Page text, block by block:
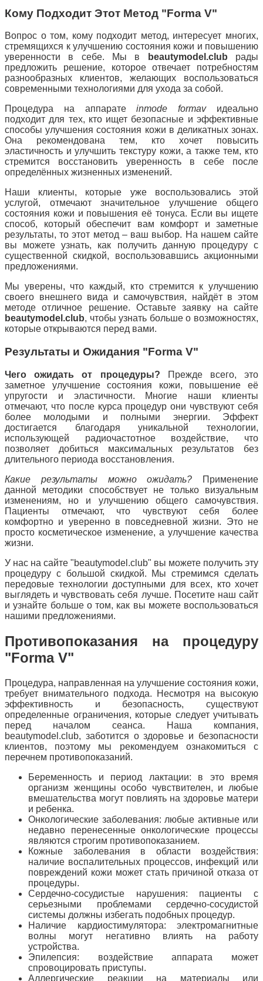
Кому Подходит Этот Метод "Forma V"
Вопрос о том, кому подходит метод, интересует многих,
стремящихся к улучшению состояния кожи и повышению
уверенности в себе. Мы в
beautymodel.club рады
предложить решение, которое отвечает потребностям
разнообразных клиентов, желающих воспользоваться
современными технологиями для ухода за собой.
Процедура на аппаратеinmode formavидеально
подходит для тех, кто ищет безопасные и эффективные
способы улучшения состояния кожи в деликатных зонах.
Она рекомендована тем, кто хочет повысить
эластичность и улучшить текстуру кожи, а также тем, кто
стремится восстановить уверенность в себе после
определённых жизненных изменений.
Наши клиенты, которые уже воспользовались этой
услугой, отмечают значительное улучшение общего
состояния кожи и повышения её тонуса. Если вы ищете
способ, который обеспечит вам комфорт и заметные
результаты, то этот метод – ваш выбор. На нашем сайте
вы можете узнать, как получить данную процедуру с
существенной скидкой, воспользовавшись акционными
предложениями.
Мы уверены, что каждый, кто стремится к улучшению
своего внешнего вида и самочувствия, найдёт в этом
методе отличное решение. Оставьте заявку на сайте
beautymodel.club, чтобы узнать больше о возможностях,
которые открываются перед вами.
Результаты и Ожидания "Forma V"
Чего ожидать от процедуры? Прежде всего, это
заметное улучшение состояния кожи, повышение её
упругости и эластичности. Многие наши клиенты
отмечают, что после курса процедур они чувствуют себя
более молодыми и полными энергии. Эффект
достигается благодаря уникальной технологии,
использующей радиочастотное воздействие, что
позволяет добиться максимальных результатов без
длительного периода восстановления.
Какие результаты можно ожидать? Применение
данной методики способствует не только визуальным
изменениям, но и улучшению общего самочувствия.
Пациенты отмечают, что чувствуют себя более
комфортно и уверенно в повседневной жизни. Это не
просто косметическое изменение, а улучшение качества
жизни.
У нас на сайте "beautymodel.club" вы можете получить эту
процедуру с большой скидкой. Мы стремимся сделать
передовые технологии доступными для всех, кто хочет
выглядеть и чувствовать себя лучше. Посетите наш сайт
и узнайте больше о том, как вы можете воспользоваться
нашими предложениями.
Противопоказания на процедуру
"Forma V"
Процедура, направленная на улучшение состояния кожи,
требует внимательного подхода. Несмотря на высокую
эффективность и безопасность, существуют
определенные ограничения, которые следует учитывать
перед началом сеанса. Наша компания,
beautymodel.club, заботится о здоровье и безопасности
клиентов, поэтому мы рекомендуем ознакомиться с
перечнем противопоказаний.
Беременность и период лактации: в это время
организм женщины особо чувствителен, и любые
вмешательства могут повлиять на здоровье матери
и ребенка.
Онкологические заболевания: любые активные или
недавно перенесенные онкологические процессы
являются строгим противопоказанием.
Кожные заболевания в области воздействия:
наличие воспалительных процессов, инфекций или
повреждений кожи может стать причиной отказа от
процедуры.
Сердечно-сосудистые нарушения: пациенты с
серьезными проблемами сердечно-сосудистой
системы должны избегать подобных процедур.
Наличие кардиостимулятора: электромагнитные
волны могут негативно влиять на работу
устройства.
Эпилепсия: воздействие аппарата может
спровоцировать приступы.
Аллергические реакции на материалы или